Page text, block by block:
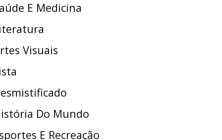
E Medicina
Visuais
Do Mundo
E Recreação